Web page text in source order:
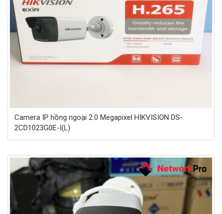
Camera IP hồng ngoại 2.0 Megapixel HIKVISION DS-
2CD1023G0E-I(L)